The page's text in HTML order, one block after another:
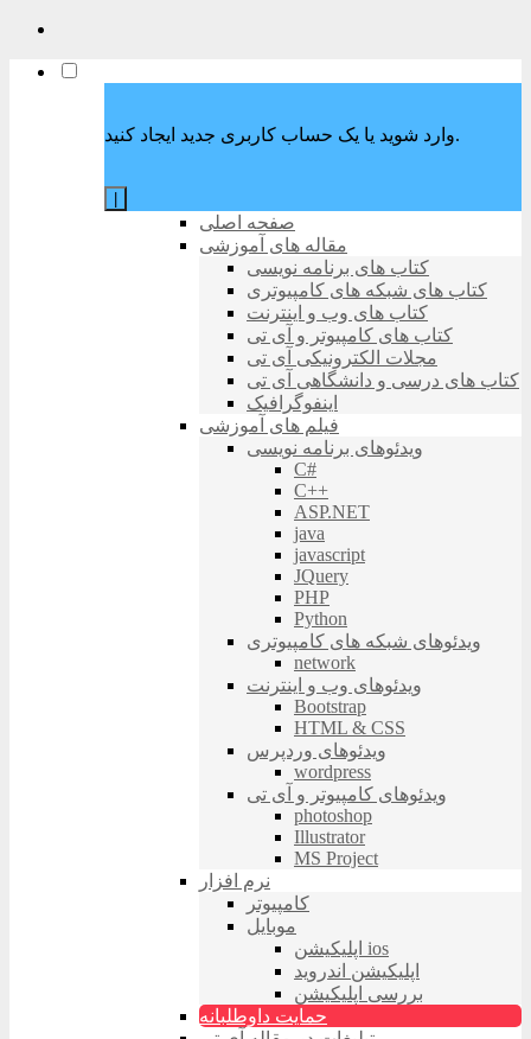
وارد شوید یا یک حساب کاربری جدید ایجاد کنید.
صفحه اصلی
مقاله های آموزشی
کتاب های برنامه نویسی
کتاب های شبکه های کامپیوتری
کتاب های وب و اینترنت
کتاب های کامپیوتر و آی تی
مجلات الکترونیکی آی تی
کتاب های درسی و دانشگاهی آی تی
اینفوگرافیک
فیلم های آموزشی
ویدئوهای برنامه نویسی
C#
C++
ASP.NET
java
javascript
JQuery
PHP
Python
ویدئوهای شبکه های کامپیوتری
network
ویدئوهای وب و اینترنت
Bootstrap
HTML & CSS
ویدئوهای وردپرس
wordpress
ویدئوهای کامپیوتر و آی تی
photoshop
Illustrator
MS Project
نرم افزار
کامپیوتر
موبایل
اپلیکیشن ios
اپلیکیشن اندروید
بررسی اپلیکیشن
حمایت داوطلبانه